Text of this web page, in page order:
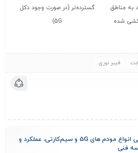
به مناطق
شده
گسترده‌تر (در صورت وجود دکل
5G)
فیبر نوری
معرفی انواع مودم‌ های 5G و سیم‌کارتی، عملکرد و
فنی